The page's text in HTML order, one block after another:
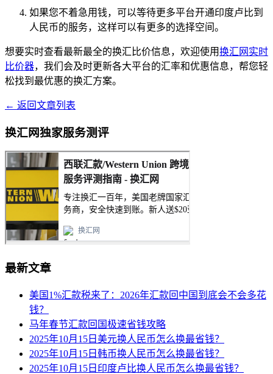
如果您不着急用钱，可以等待更多平台开通印度卢比到
人民币的服务，这样可以有更多的选择空间。
想要实时查看最新最全的换汇比价信息，欢迎使用换汇网实时
比价器，我们会及时更新各大平台的汇率和优惠信息，帮您轻
松找到最优惠的换汇方案。
← 返回文章列表
换汇网独家服务测评
最新文章
美国1%汇款税来了：2026年汇款回中国到底会不会多花
钱？
马年春节汇款回国极速省钱攻略
2025年10月15日美元换人民币怎么换最省钱？
2025年10月15日韩币换人民币怎么换最省钱？
2025年10月15日印度卢比换人民币怎么换最省钱？